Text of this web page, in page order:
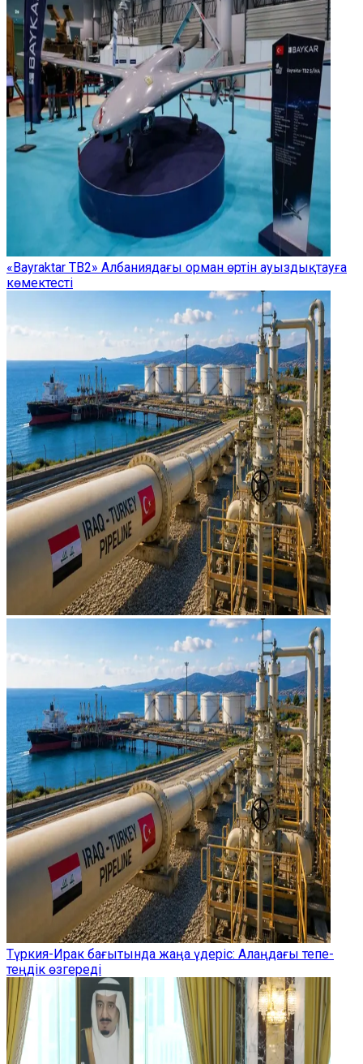
«Bayraktar TB2» Албаниядағы орман өртін ауыздықтауға
көмектесті
Түркия-Ирак бағытында жаңа үдеріс: Алаңдағы тепе-
теңдік өзгереді